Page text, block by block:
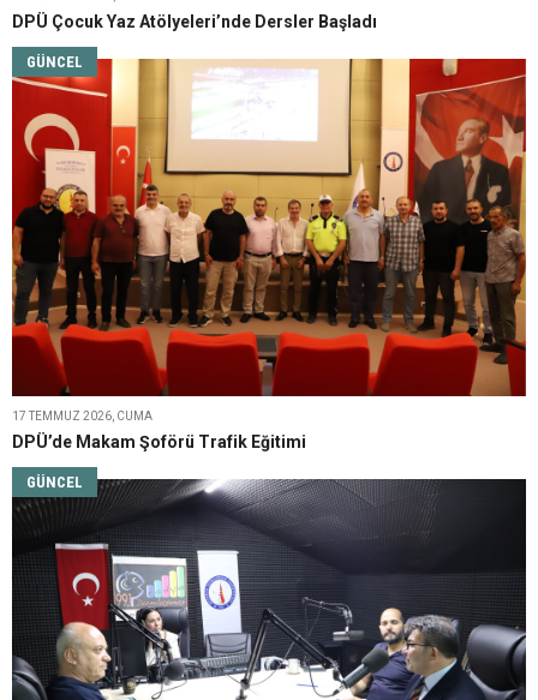
DPÜ Çocuk Yaz Atölyeleri’nde Dersler Başladı
GÜNCEL
17 TEMMUZ 2026, CUMA
DPÜ’de Makam Şoförü Trafik Eğitimi
GÜNCEL